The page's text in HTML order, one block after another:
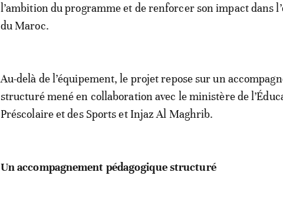
l’ambition du programme et de renforcer son impact dans
du Maroc.
Au-delà de l’équipement, le projet repose sur un
structuré mené en collaboration avec le ministère de
Préscolaire et des Sports et Injaz Al Maghrib.
Un accompagnement pédagogique structuré